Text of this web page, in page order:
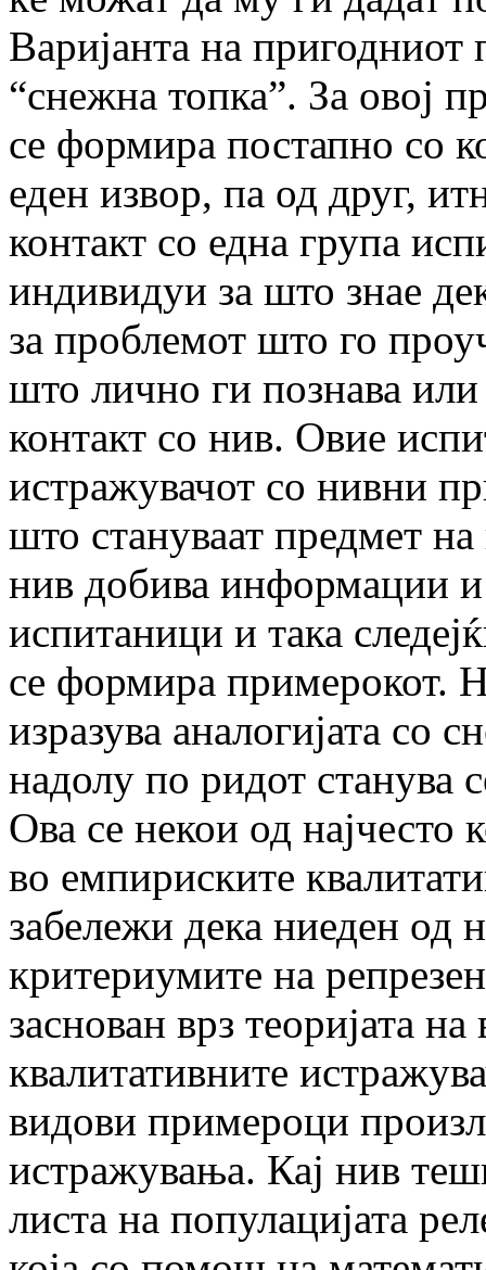
Варијанта на
“снежна топка”. За овој
се формира постапно со
еден извор, па од друг,
контакт со една група
индивидуи за што знае
за проблемот што го
што лично ги познава
контакт со нив. Овие
истражувачот со нивни
што стануваат предмет
нив добива информации и
испитаници и така
се формира примерокот.
изразува аналогијата со
надолу по ридот станува
Ова се некои од
во емпириските
забележи дека ниеден од
критериумите на
заснован врз теоријата
квалитативните
видови примероци
истражувања. Кај нив
листа на популацијата